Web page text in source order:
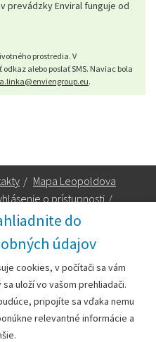
do
údajov
cookies, v počítači sa vám
uloží vo vašom prehliadači.
pripojíte sa vďaka nemu
relevantné informácie a
prevádzky Enviral funguje od
prostredia. V
alebo poslať SMS. Naviac bola
.
/ Mapa Leopoldova
o prístupnosti /
1818/2A